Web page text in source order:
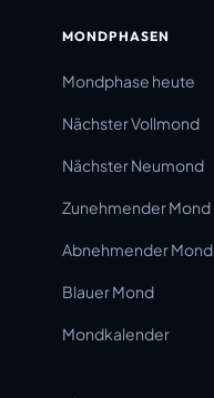
MONDPHASEN
Mondphase heute
Nächster Vollmond
Nächster Neumond
Zunehmender Mond
Abnehmender Mond
Blauer Mond
Mondkalender